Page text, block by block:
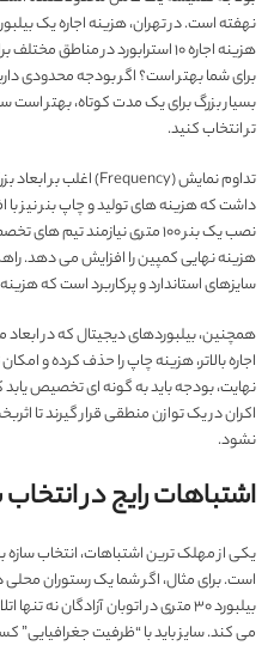
نهفته است. در تهران، هزینه اجاره یک
هزینه اجاره ۱۰ استرابورد در
برای شما بهتر است؟ اگر بودجه محدودی
بسیار بزرگ برای یک مدت کوتاه، بهتر است
تر انتخاب کنید.
داشت که هزینه های تولید و چاپ بنر نیز با
نصب یک بنر ۱۰۰ متری نیازمند
هزینه نهایی کمپین را افزایش می دهد.
سایزهای استاندارد و پرکاربرد است که
همچنین، بیلبوردهای دیجیتال که در
اجاره بالاتر، هزینه چاپ را حذف کرده و
نهایت، بودجه باید به گونه ای تخصیص
اکران در یک توازن منطقی قرار گیرند تا
نشود.
اشتباهات رایج در انتخاب
یکی از مهلک ترین اشتباهات، انتخاب
است. برای مثال، اگر شما یک رستوران
بیلبورد ۳۰ متری در اتوبان آزادگان
می کند. سایز باید با “ظرفیت جغرافیایی”